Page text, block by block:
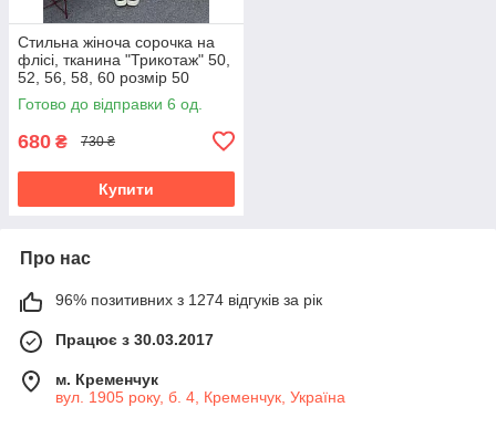
Стильна жіноча сорочка на
флісі, тканина "Трикотаж" 50,
52, 56, 58, 60 розмір 50
Готово до відправки 6 од.
680 ₴ 730 ₴
Купити
Про нас
96% позитивних з 1274 відгуків за рік
Працює з 30.03.2017
м. Кременчук
вул. 1905 року, б. 4, Кременчук, Україна